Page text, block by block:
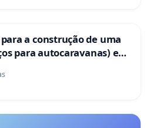
a construção de uma
para autocaravanas) em